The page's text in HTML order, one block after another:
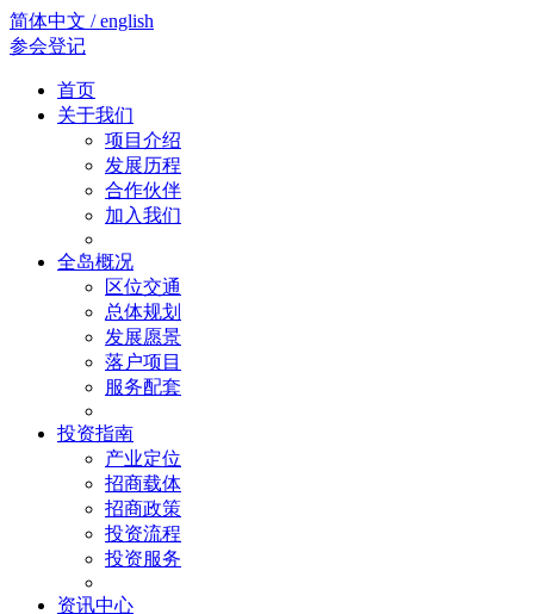
简体中文 / english
参会登记
首页
关于我们
项目介绍
发展历程
合作伙伴
加入我们
全岛概况
区位交通
总体规划
发展愿景
落户项目
服务配套
投资指南
产业定位
招商载体
招商政策
投资流程
投资服务
资讯中心